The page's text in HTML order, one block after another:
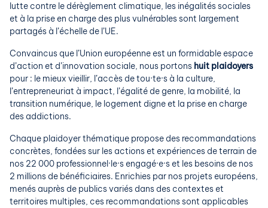
lutte contre le dérèglement climatique, les inégalités sociales
et à la prise en charge des plus vulnérables sont largement
partagés à l’échelle de l’UE.
Convaincus que l’Union européenne est un formidable espace
d’action et d’innovation sociale, nous portons huit plaidoyers
pour : le mieux vieillir, l’accès de tou·te·s à la culture,
l’entrepreneuriat à impact, l’égalité de genre, la mobilité, la
transition numérique, le logement digne et la prise en charge
des addictions.
Chaque plaidoyer thématique propose des recommandations
concrètes, fondées sur les actions et expériences de terrain de
nos 22 000 professionnel ·le·s engagé·e·s et les besoins de nos
2 millions de bénéficiaires. Enrichies par nos projets européens,
menés auprès de publics variés dans des contextes et
territoires multiples, ces recommandations sont applicables